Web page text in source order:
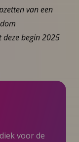
van een
begin 2025
voor de